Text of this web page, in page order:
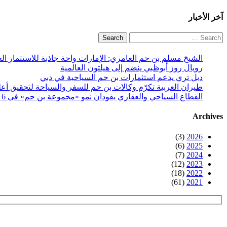
آخر الأخبار
Search
for:
الشيخ مسلم بن حم العامري: الإمارات واحة جاذبة للاستثمار
رويال روز أبوظبي ينضم إلى هيلتون العالمية
دبل تري يدعم استثمارات بن حم السياحية في دبي
طيران العربية تكرّم وكالات بن حم للسفر والسياحة لتحقيق أعلى
القطاع السياحي والعقاري يقودان نمو «مجموعة بن حم» في 6 أشهر
Archives
2026
(3)
2025
(6)
2024
(7)
2023
(12)
2022
(18)
2021
(61)